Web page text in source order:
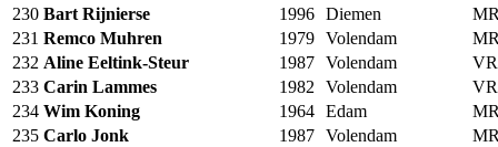
230 Bart Rijnierse 1996 Diemen
231 Remco Muhren 1979 Volendam
232 Aline Eeltink-Steur 1987 Volendam
233 Carin Lammes 1982 Volendam
234 Wim Koning 1964 Edam
235 Carlo Jonk 1987 Volendam